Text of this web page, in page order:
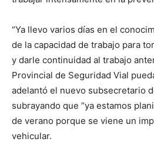
“Ya llevo varios días en el
de la capacidad de trabajo para
y darle continuidad al trabajo
Provincial de Seguridad Vial
adelantó el nuevo subsecretario
subrayando que “ya estamos
de verano porque se viene un
vehicular.